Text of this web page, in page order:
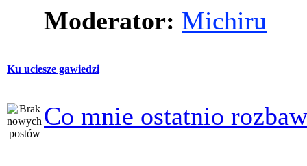
Moderator: Michiru
Ku uciesze gawiedzi
Co mnie ostatnio